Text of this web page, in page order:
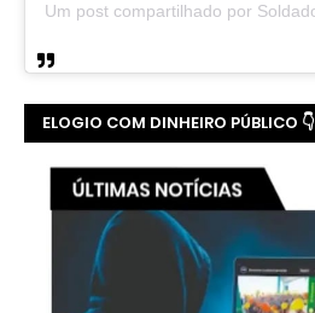
ELOGIO COM DINHEIRO PÚBLICO 👇